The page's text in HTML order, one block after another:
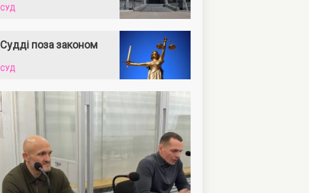
СУД
Судді поза законом
СУД